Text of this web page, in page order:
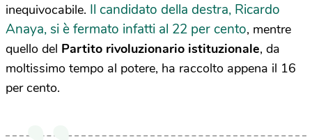
inequivocabile. Il candidato della destra, Ricardo
Anaya, si è fermato infatti al 22 per cento, mentre
quello del Partito rivoluzionario istituzionale, da
moltissimo tempo al potere, ha raccolto appena il 16
per cento.